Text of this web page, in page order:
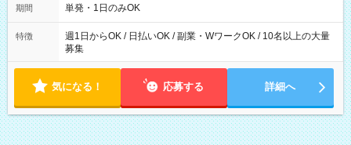
期間 単発・1日のみOK
特徴
週1日からOK / 日払いOK / 副業・WワークOK / 10名以上の大量
募集
気になる！ 応募する 詳細へ